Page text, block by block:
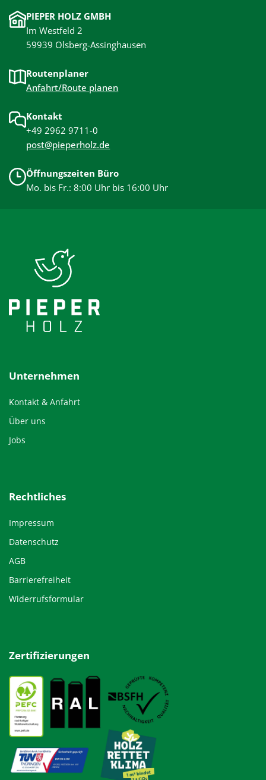
PIEPER HOLZ GMBH
Im Westfeld 2
59939 Olsberg-Assinghausen
Routenplaner
Anfahrt/Route planen
Kontakt
+49 2962 9711-0
post@pieperholz.de
Öffnungszeiten Büro
Mo. bis Fr.: 8:00 Uhr bis 16:00 Uhr
Unternehmen
Kontakt & Anfahrt
Über uns
Jobs
Rechtliches
Impressum
Datenschutz
AGB
Barrierefreiheit
Widerrufsformular
Zertifizierungen